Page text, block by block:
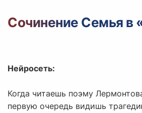
Сочинение Семья в
Нейросеть:
Когда читаешь поэму
первую очередь видишь